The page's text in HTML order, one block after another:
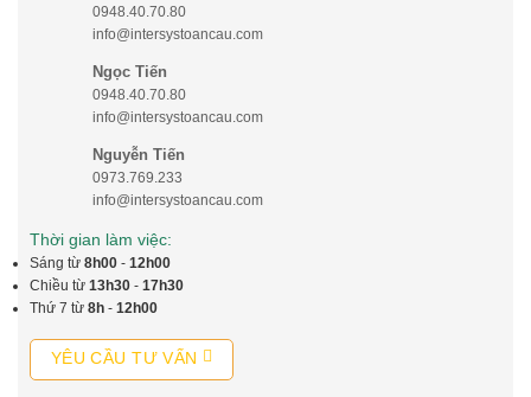
0948.40.70.80
info@intersystoancau.com
Ngọc Tiến
0948.40.70.80
info@intersystoancau.com
Nguyễn Tiến
0973.769.233
info@intersystoancau.com
Thời gian làm việc:
Sáng từ 8h00 - 12h00
Chiều từ 13h30 - 17h30
Thứ 7 từ 8h - 12h00
YÊU CẦU TƯ VẤN